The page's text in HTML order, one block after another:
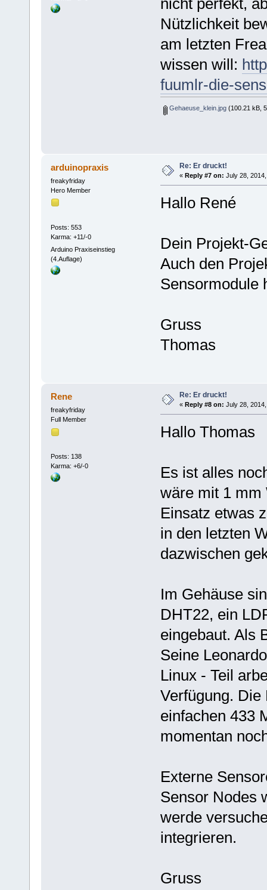
nicht perfekt,
Nützlichkeit
am letzten
wissen will:
fuumlr-die-
Gehaeuse_klein.jpg(100.21 kB,
arduinopraxis
freakyfriday
Hero Member
Posts: 553
Karma: +11/-0
Arduino Praxiseinstieg
(4.Auflage)
Re: Er druckt!
« Reply #7 on: July 28,
Hallo René
Dein Projekt-
Auch den
Sensormodule
Gruss
Thomas
Rene
freakyfriday
Full Member
Posts: 138
Karma: +6/-0
Re: Er druckt!
« Reply #8 on: July 28,
Hallo Thomas
Es ist alles
wäre mit 1 mm
Einsatz etwas
in den letzten
dazwischen
Im Gehäuse
DHT22, ein
eingebaut. Als
Seine
Linux - Teil
Verfügung.
einfachen 433
momentan
Externe
Sensor Nodes
werde
integrieren.
Gruss